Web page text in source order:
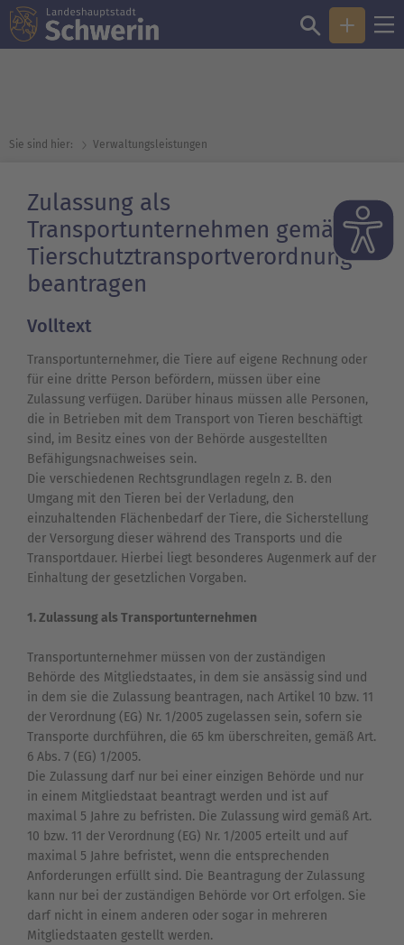
Sie sind hier: Verwaltungsleistungen
Zulassung als
Transportunternehmen gemäß
Tierschutztransportverordnung
beantragen
Volltext
Transportunternehmer, die Tiere auf eigene Rechnung oder
für eine dritte Person befördern, müssen über eine
Zulassung verfügen. Darüber hinaus müssen alle Personen,
die in Betrieben mit dem Transport von Tieren beschäftigt
sind, im Besitz eines von der Behörde ausgestellten
Befähigungsnachweises sein.
Die verschiedenen Rechtsgrundlagen regeln z. B. den
Umgang mit den Tieren bei der Verladung, den
einzuhaltenden Flächenbedarf der Tiere, die Sicherstellung
der Versorgung dieser während des Transports und die
Transportdauer. Hierbei liegt besonderes Augenmerk auf der
Einhaltung der gesetzlichen Vorgaben.
1. Zulassung als Transportunternehmen
Transportunternehmer müssen von der zuständigen
Behörde des Mitgliedstaates, in dem sie ansässig sind und
in dem sie die Zulassung beantragen, nach Artikel 10 bzw. 11
der Verordnung (EG) Nr. 1/2005 zugelassen sein, sofern sie
Transporte durchführen, die 65 km überschreiten, gemäß Art.
6 Abs. 7 (EG) 1/2005.
Die Zulassung darf nur bei einer einzigen Behörde und nur
in einem Mitgliedstaat beantragt werden und ist auf
maximal 5 Jahre zu befristen. Die Zulassung wird gemäß Art.
10 bzw. 11 der Verordnung (EG) Nr. 1/2005 erteilt und auf
maximal 5 Jahre befristet, wenn die entsprechenden
Anforderungen erfüllt sind. Die Beantragung der Zulassung
kann nur bei der zuständigen Behörde vor Ort erfolgen. Sie
darf nicht in einem anderen oder sogar in mehreren
Mitgliedstaaten gestellt werden.